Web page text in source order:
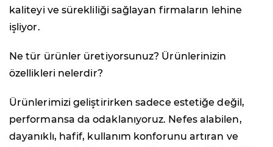
kaliteyi ve sürekliliği sağlayan firmaların lehine
işliyor.
Ne tür ürünler üretiyorsunuz? Ürünlerinizin
özellikleri nelerdir?
Ürünlerimizi geliştirirken sadece estetiğe değil,
performansa da odaklanıyoruz. Nefes alabilen,
dayanıklı, hafif, kullanım konforunu artıran ve